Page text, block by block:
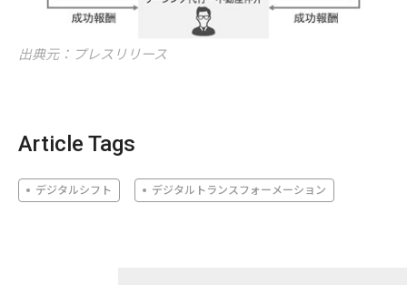
出典元：プレスリリース
Article Tags
デジタルシフト デジタルトランスフォーメーション